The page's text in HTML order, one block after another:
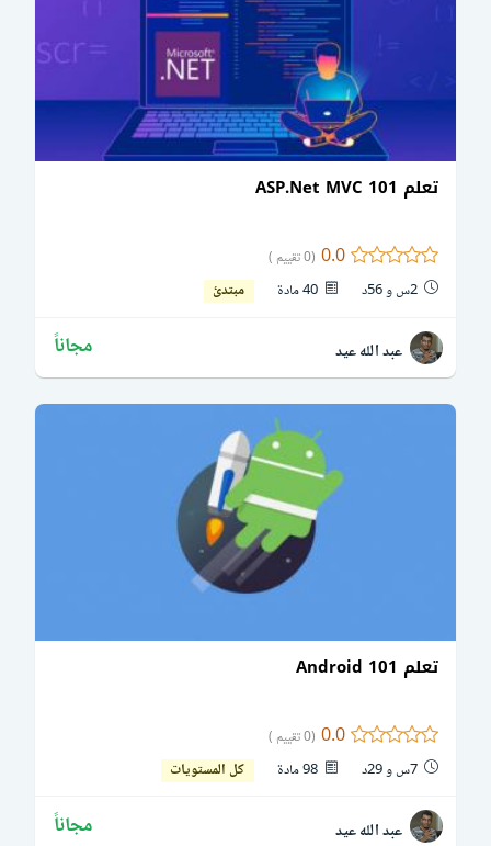
تعلم ASP.Net MVC 101
0.0 (0 تقييم )
2س و 56د 40 مادة مبتدئ
عبد الله عيد مجاناً
تعلم Android 101
0.0 (0 تقييم )
7س و 29د 98 مادة كل المستويات
عبد الله عيد مجاناً